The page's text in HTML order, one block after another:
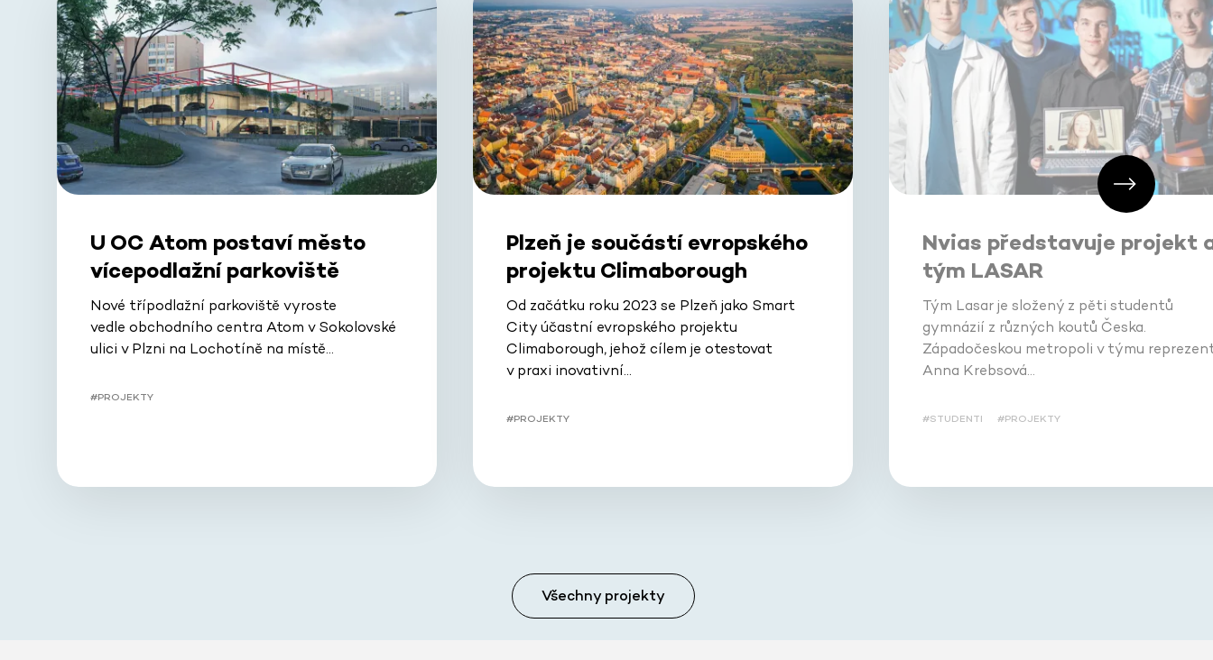
U OC Atom postaví město
vícepodlažní parkoviště
Nové třípodlažní parkoviště vyroste
vedle obchodního centra Atom v Sokolovské
ulici v Plzni na Lochotíně na místě…
#PROJEKTY
Plzeň je součástí evropského
projektu Climaborough
Od začátku roku 2023 se Plzeň jako Smart
City účastní evropského projektu
Climaborough, jehož cílem je otestovat
v praxi inovativní…
#PROJEKTY
Nvias představuje projekt
tým LASAR
Tým Lasar je složený z pěti studentů
gymnázií z různých koutů Česka.
Západočeskou metropoli v týmu
Anna Krebsová…
#STUDENTI #PROJEKTY
Všechny projekty